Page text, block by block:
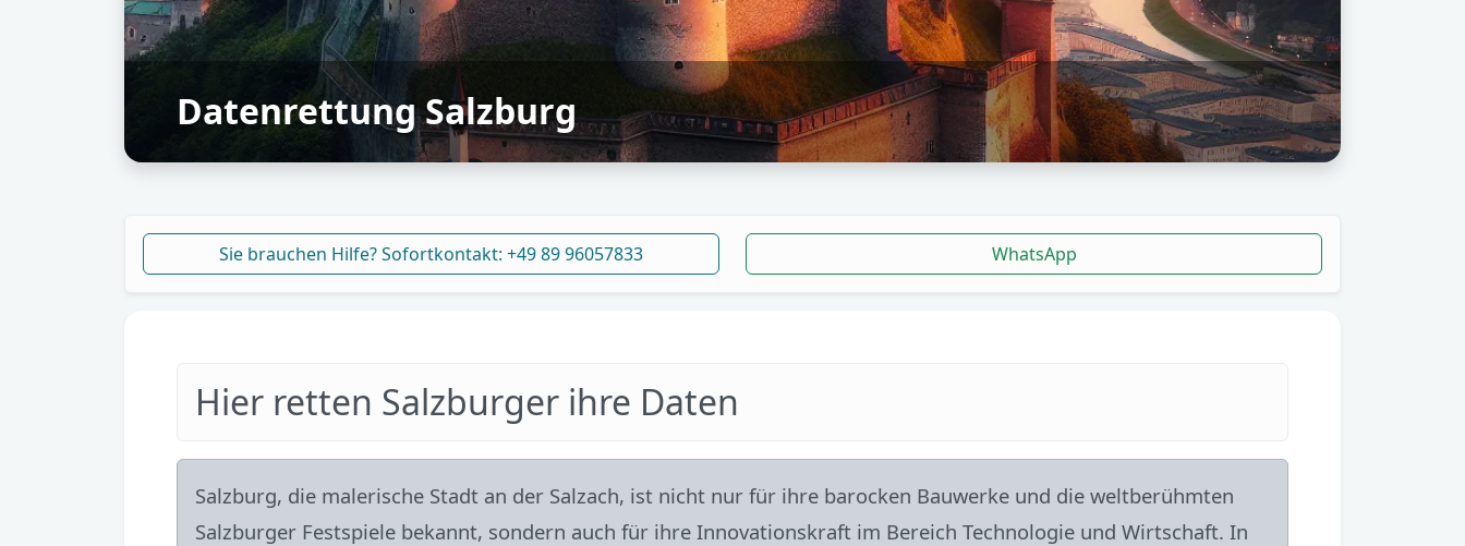
Datenrettung Salzburg
Sie brauchen Hilfe? Sofortkontakt: +49 89 96057833 WhatsApp
Hier retten Salzburger ihre Daten
Salzburg, die malerische Stadt an der Salzach, ist nicht nur für ihre barocken Bauwerke und die weltberühmten
Salzburger Festspiele bekannt, sondern auch für ihre Innovationskraft im Bereich Technologie und Wirtschaft. In